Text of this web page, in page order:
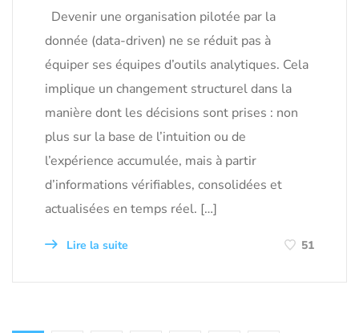
Devenir une organisation pilotée par la
donnée (data-driven) ne se réduit pas à
équiper ses équipes d’outils analytiques. Cela
implique un changement structurel dans la
manière dont les décisions sont prises : non
plus sur la base de l’intuition ou de
l’expérience accumulée, mais à partir
d’informations vérifiables, consolidées et
actualisées en temps réel. […]
Lire la suite 51